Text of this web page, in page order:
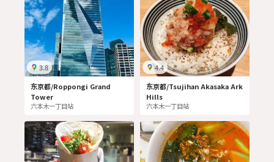
3.8
东京都/Roppongi Grand
Tower
六本木一丁目站
4.4
东京都/Tsujihan Akasaka Ark
Hills
六本木一丁目站